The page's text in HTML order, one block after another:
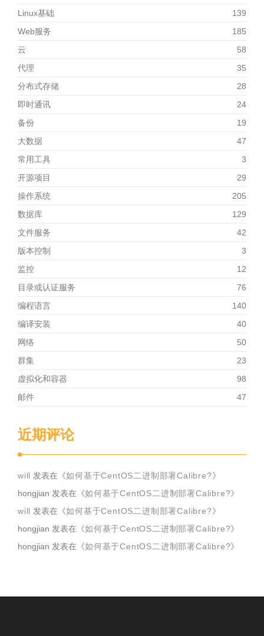
Linux基础
139
Web服务
185
云
58
代理
35
分布式存储
28
即时通讯
24
备份
19
大数据
47
常用工具
3
开源项目
29
操作系统
205
数据库
129
文件服务
42
版本控制
3
监控
12
目录或认证服务
76
编程语言
140
编译安装
40
网络
50
群集
23
虚拟化和容器
98
邮件
47
近期评论
will 发表在《如何基于CentOS二进制部署Calibre?》
hongjian 发表在《如何基于CentOS二进制部署Calibre?》
will 发表在《如何基于CentOS二进制部署Calibre?》
hongjian 发表在《如何基于CentOS二进制部署Calibre?》
hongjian 发表在《如何基于CentOS二进制部署Calibre?》